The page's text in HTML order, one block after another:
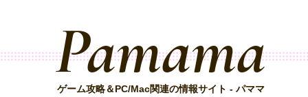
Pamama
ゲーム攻略＆PC/Mac関連の情報サイト - パママ